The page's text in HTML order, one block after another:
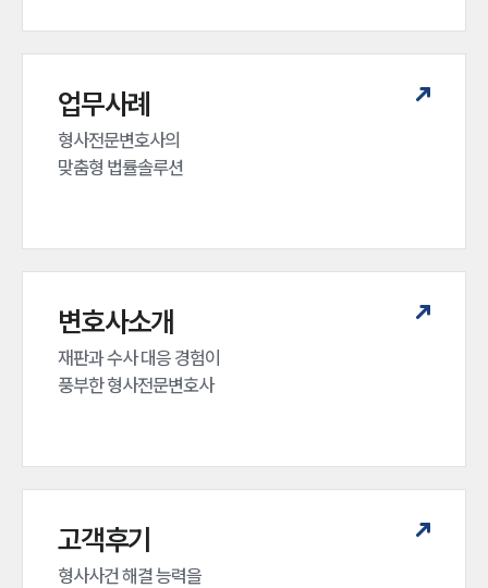
업무사례
형사전문변호사의
맞춤형 법률솔루션
변호사소개
재판과 수사 대응 경험이
풍부한 형사전문변호사
고객후기
형사사건 해결 능력을